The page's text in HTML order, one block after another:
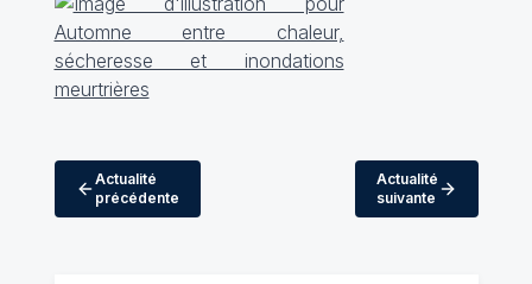
Actualité
précédente
Actualité
suivante